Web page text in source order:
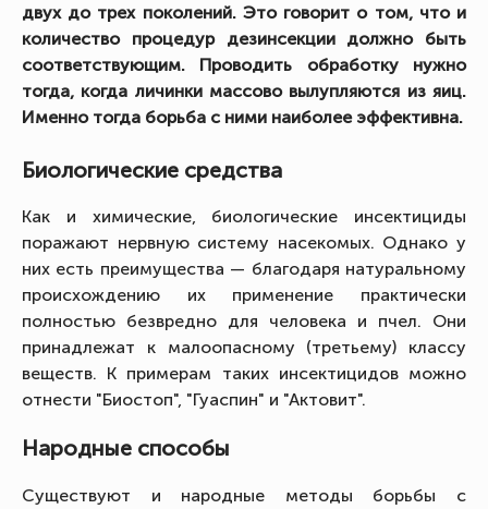
двух до трех поколений. Это говорит о том, что и
количество процедур дезинсекции должно быть
соответствующим. Проводить обработку нужно
тогда, когда личинки массово вылупляются из яиц.
Именно тогда борьба с ними наиболее эффективна.
Биологические средства
Как и химические, биологические инсектициды
поражают нервную систему насекомых. Однако у
них есть преимущества — благодаря натуральному
происхождению их применение практически
полностью безвредно для человека и пчел. Они
принадлежат к малоопасному (третьему) классу
веществ. К примерам таких инсектицидов можно
отнести "Биостоп", "Гуаспин" и "Актовит".
Народные способы
Существуют и народные методы борьбы с